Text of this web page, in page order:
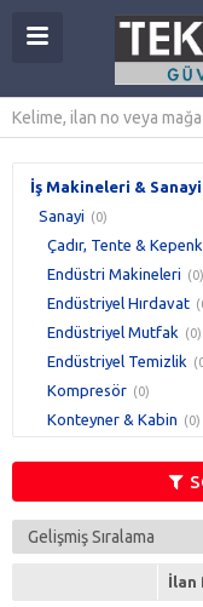
İş Makineleri & Sanayi
Sanayi (0)
Çadır, Tente & Kepenk
Endüstri Makineleri (0)
Endüstriyel Hırdavat
Endüstriyel Mutfak (0)
Endüstriyel Temizlik
Kompresör (0)
Konteyner & Kabin (0)
Taşıma & İstifleme (0)
İlan